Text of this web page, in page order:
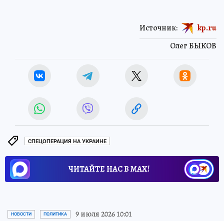
Олег БЫКОВ
Источник: kp.ru
СПЕЦОПЕРАЦИЯ НА УКРАИНЕ
ЧИТАЙТЕ НАС В МАХ!
НОВОСТИ ПОЛИТИКА 9 июля 2026 10:01